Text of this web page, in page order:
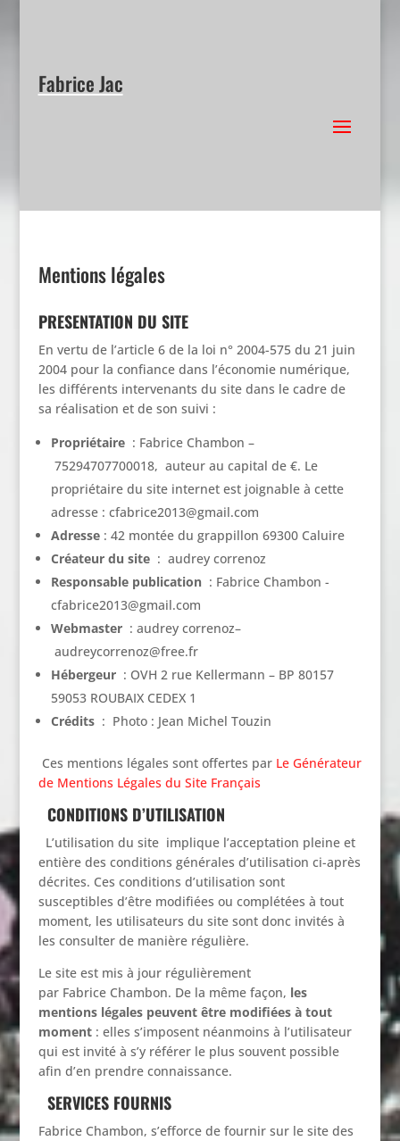
Fabrice Jac
Mentions légales
PRESENTATION DU SITE
En vertu de l’article 6 de la loi n° 2004-575 du 21 juin
2004 pour la confiance dans l’économie numérique,
les différents intervenants du site dans le cadre de
sa réalisation et de son suivi :
Propriétaire: Fabrice Chambon –
75294707700018, auteur au capital de €. Le
propriétaire du site internet est joignable à cette
adresse : cfabrice2013@gmail.com
Adresse: 42 montée du grappillon 69300 Caluire
Créateur du site : audrey correnoz
Responsable publication: Fabrice Chambon -
cfabrice2013@gmail.com
Webmaster: audrey correnoz–
audreycorrenoz@free.fr
Hébergeur: OVH 2 rue Kellermann – BP 80157
59053 ROUBAIX CEDEX 1
Crédits: Photo : Jean Michel Touzin
Ces mentions légales sont offertes par Le Générateur
de Mentions Légales du Site Français
CONDITIONS D’UTILISATION
L’utilisation du site implique l’acceptation pleine et
entière des conditions générales d’utilisation ci-après
décrites. Ces conditions d’utilisation sont
susceptibles d’être modifiées ou complétées à tout
moment, les utilisateurs du site sont donc invités à
les consulter de manière régulière.
Le site est mis à jour régulièrement
par Fabrice Chambon. De la même façon, les
mentions légales peuvent être modifiées à tout
moment: elles s’imposent néanmoins à l’utilisateur
qui est invité à s’y référer le plus souvent possible
afin d’en prendre connaissance.
SERVICES FOURNIS
Fabrice Chambon, s’efforce de fournir sur le site des